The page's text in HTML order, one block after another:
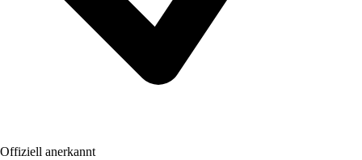
Offiziell anerkannt